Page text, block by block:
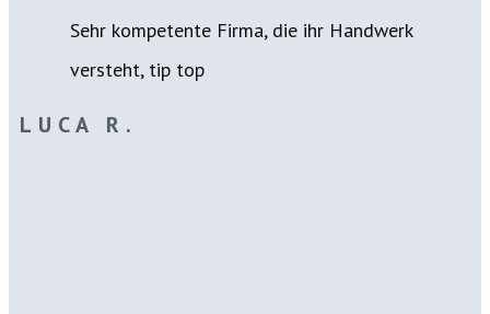
Sehr kompetente Firma, die ihr Handwerk
versteht, tip top
LUCA R.